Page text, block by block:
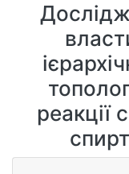
реакції